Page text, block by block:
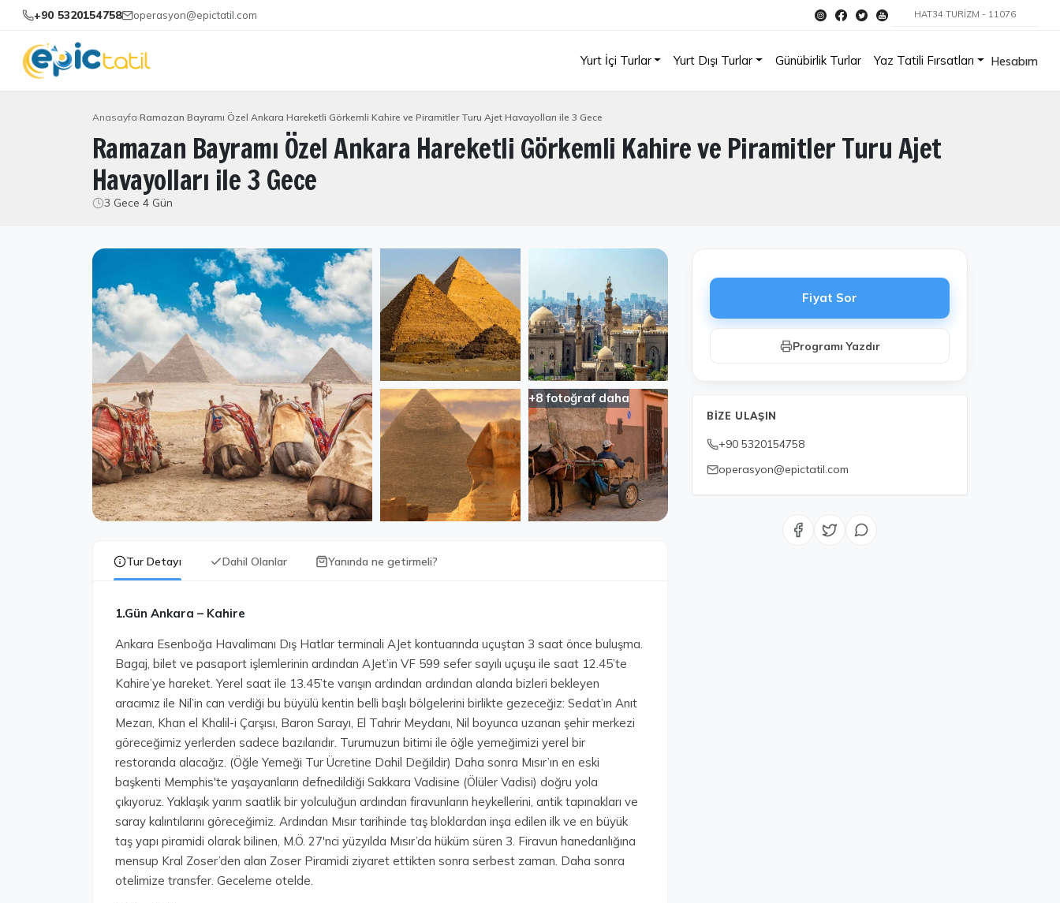
+90 5320154758 operasyon@epictatil.com HAT34 TURİZM - 11076
Yurt İçi Turlar Yurt Dışı Turlar Günübirlik Turlar Yaz Tatili Fırsatları Hesabım
Anasayfa Ramazan Bayramı Özel Ankara Hareketli Görkemli Kahire ve Piramitler Turu Ajet Havayolları ile 3 Gece
Ramazan Bayramı Özel Ankara Hareketli Görkemli Kahire ve Piramitler Turu Ajet
Havayolları ile 3 Gece
3 Gece 4 Gün
+8 fotoğraf daha
Tur Detayı Dahil Olanlar Yanında ne getirmeli?
1.Gün Ankara – Kahire
Ankara Esenboğa Havalimanı Dış Hatlar terminali AJet kontuarında uçuştan 3 saat önce buluşma.
Bagaj, bilet ve pasaport işlemlerinin ardından AJet’in VF 599 sefer sayılı uçuşu ile saat 12.45’te
Kahire’ye hareket. Yerel saat ile 13.45’te varışın ardından ardından alanda bizleri bekleyen
aracımız ile Nil’in can verdiği bu büyülü kentin belli başlı bölgelerini birlikte gezeceğiz: Sedat’ın Anıt
Mezarı, Khan el Khalil-i Çarşısı, Baron Sarayı, El Tahrir Meydanı, Nil boyunca uzanan şehir merkezi
göreceğimiz yerlerden sadece bazılarıdır. Turumuzun bitimi ile öğle yemeğimizi yerel bir
restoranda alacağız. (Öğle Yemeği Tur Ücretine Dahil Değildir) Daha sonra Mısır’ın en eski
başkenti Memphis'te yaşayanların defnedildiği Sakkara Vadisine (Ölüler Vadisi) doğru yola
çıkıyoruz. Yaklaşık yarım saatlik bir yolculuğun ardından firavunların heykellerini, antik tapınakları ve
saray kalıntılarını göreceğimiz. Ardından Mısır tarihinde taş bloklardan inşa edilen ilk ve en büyük
taş yapı piramidi olarak bilinen, M.Ö. 27'nci yüzyılda Mısır’da hüküm süren 3. Firavun hanedanlığına
mensup Kral Zoser’den alan Zoser Piramidi ziyaret ettikten sonra serbest zaman. Daha sonra
otelimize transfer. Geceleme otelde.
Fiyat Sor
Programı Yazdır
BIZE ULAŞIN
+90 5320154758
operasyon@epictatil.com